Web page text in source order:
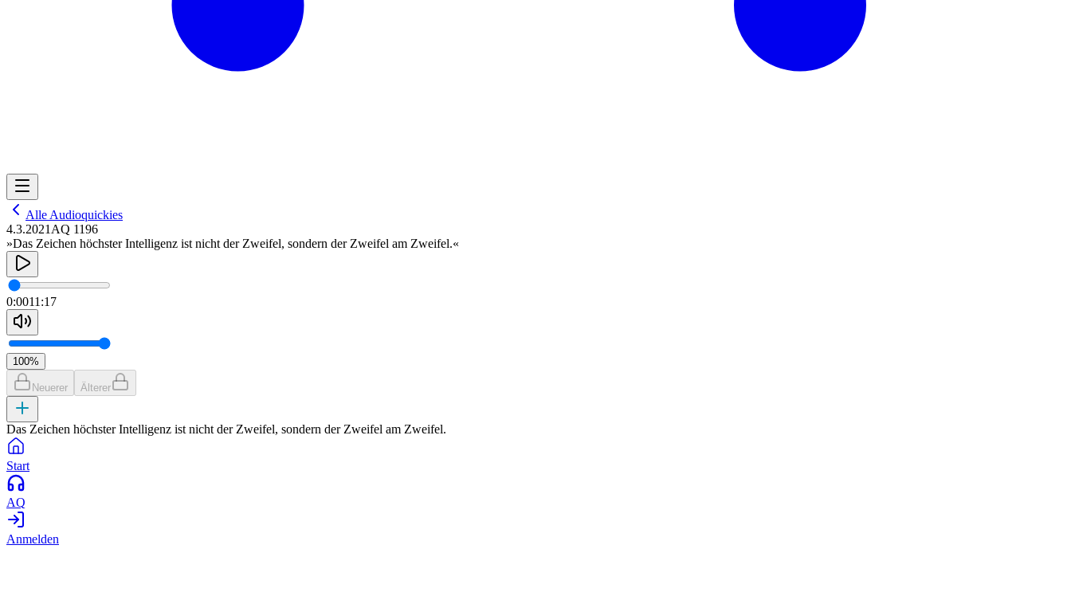
Alle Audioquickies
4.3.2021 AQ 1196
»Das Zeichen höchster Intelligenz ist nicht der Zweifel, sondern der Zweifel am Zweifel.«
0:0011:17
100%
Neuerer Älterer
Das Zeichen höchster Intelligenz ist nicht der Zweifel, sondern der Zweifel am Zweifel.
Start
AQ
Anmelden